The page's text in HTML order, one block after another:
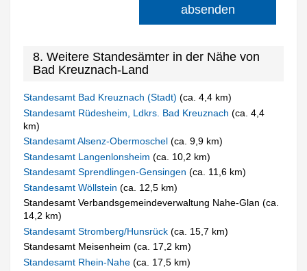
absenden
8. Weitere Standesämter in der Nähe von
Bad Kreuznach-Land
Standesamt Bad Kreuznach (Stadt)(ca. 4,4 km)
Standesamt Rüdesheim, Ldkrs. Bad Kreuznach(ca. 4,4
km)
Standesamt Alsenz-Obermoschel(ca. 9,9 km)
Standesamt Langenlonsheim(ca. 10,2 km)
Standesamt Sprendlingen-Gensingen(ca. 11,6 km)
Standesamt Wöllstein(ca. 12,5 km)
Standesamt Verbandsgemeindeverwaltung Nahe-Glan (ca.
14,2 km)
Standesamt Stromberg/Hunsrück(ca. 15,7 km)
Standesamt Meisenheim (ca. 17,2 km)
Standesamt Rhein-Nahe(ca. 17,5 km)